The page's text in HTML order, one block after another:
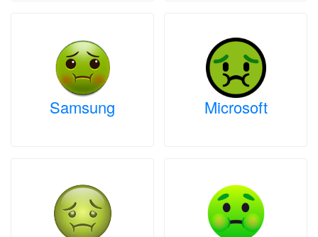
Samsung Microsoft